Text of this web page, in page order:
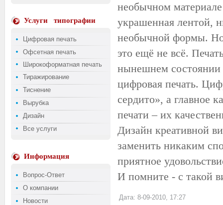
Услуги типографии
Цифровая печать
Офсетная печать
Широкоформатная печать
Тиражирование
Тиснение
Вырубка
Дизайн
Все услуги
Информация
Вопрос-Ответ
О компании
Новости
необычном
украшенная лентой,
необычной формы. Но
это ещё не всё.
нынешнем состоянии
цифровая печать.
сердито», а главное
печати – их
Дизайн креативной
заменить никаким
приятное
И помните - с такой
Дата: 8-09-2010, 17:27